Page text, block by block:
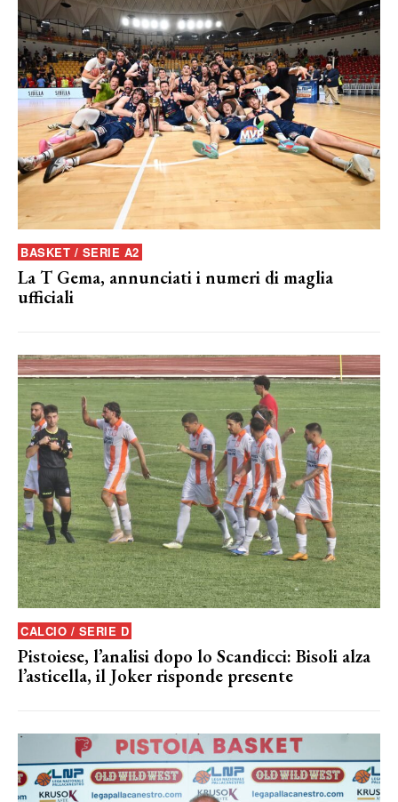
BASKET / SERIE A2
La T Gema, annunciati i numeri di maglia
ufficiali
CALCIO / SERIE D
Pistoiese, l’analisi dopo lo Scandicci: Bisoli alza
l’asticella, il Joker risponde presente